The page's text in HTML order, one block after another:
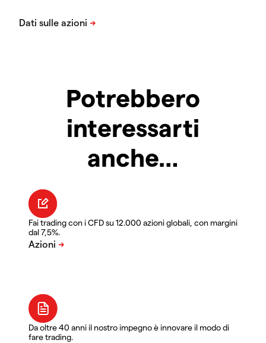
Potrebbero
interessarti
anche…
Fai trading con i CFD su 12.000 azioni globali, con margini
dal 7,5%.
Da oltre 40 anni il nostro impegno è innovare il modo di
fare trading.